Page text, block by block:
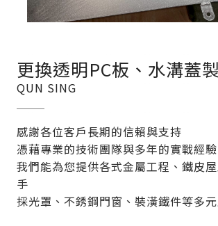
更換透明PC板、水溝蓋
QUN SING
感謝各位客戶長期的信賴與支持
憑藉專業的技術團隊與多年的實戰經驗
我們能為您提供各式金屬工程、鐵皮
手
採光罩、不銹鋼門窗、裝潢鐵件等多